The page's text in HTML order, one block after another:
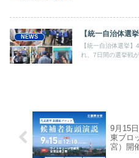
NEWS 【統一自治体選
【統一自治体選挙
れ、7日間の選挙戦
9月15
東ブロ
宮）開